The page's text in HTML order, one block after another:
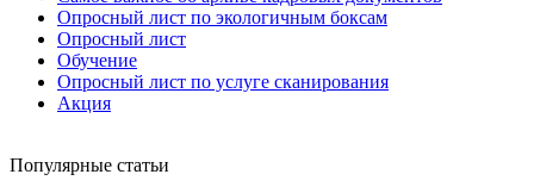
Опросный лист по экологичным боксам
Опросный лист
Обучение
Опросный лист по услуге сканирования
Акция
Популярные статьи